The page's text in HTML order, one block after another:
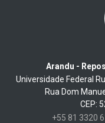
Arandu -
Universidade Federal
Rua Dom
CEP:
+55 81 3320